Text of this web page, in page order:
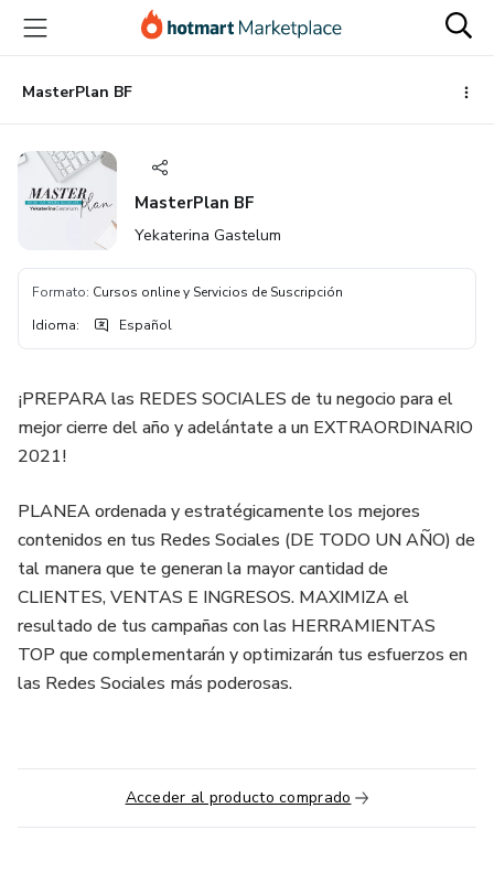
principal
página
de
página
MasterPlan BF
MasterPlan BF
Yekaterina Gastelum
Formato: Cursos online y Servicios de Suscripción
Idioma: Español
¡PREPARA las REDES SOCIALES de tu negocio para el
mejor cierre del año y adelántate a un EXTRAORDINARIO
2021!
PLANEA ordenada y estratégicamente los mejores
contenidos en tus Redes Sociales (DE TODO UN AÑO) de
tal manera que te generan la mayor cantidad de
CLIENTES, VENTAS E INGRESOS. MAXIMIZA el
resultado de tus campañas con las HERRAMIENTAS
TOP que complementarán y optimizarán tus esfuerzos en
las Redes Sociales más poderosas.
Acceder al producto comprado